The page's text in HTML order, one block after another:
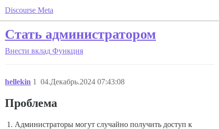
Discourse Meta
Стать администратором
Внести вклад Функция
hellekin 04.Декабрь.2024 07:43:08
1
Проблема
Администраторы могут случайно получить доступ к